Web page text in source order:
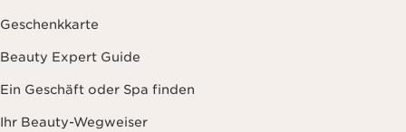
Geschenkkarte
Beauty Expert Guide
Ein Geschäft oder Spa finden
Ihr Beauty-Wegweiser